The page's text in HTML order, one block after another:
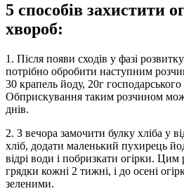
5 способів захистити
хвороб:
1. Після появи сходів у фазі
потрібно обробити наступним
30 крапель йоду, 20г
Обприскування таким розчином
днів.
2. З вечора замочити булку хліба у
хліб, додати маленький пухирець
відрі води і побризкати огірки.
грядки кожні 2 тижні, і до осені
зеленими.